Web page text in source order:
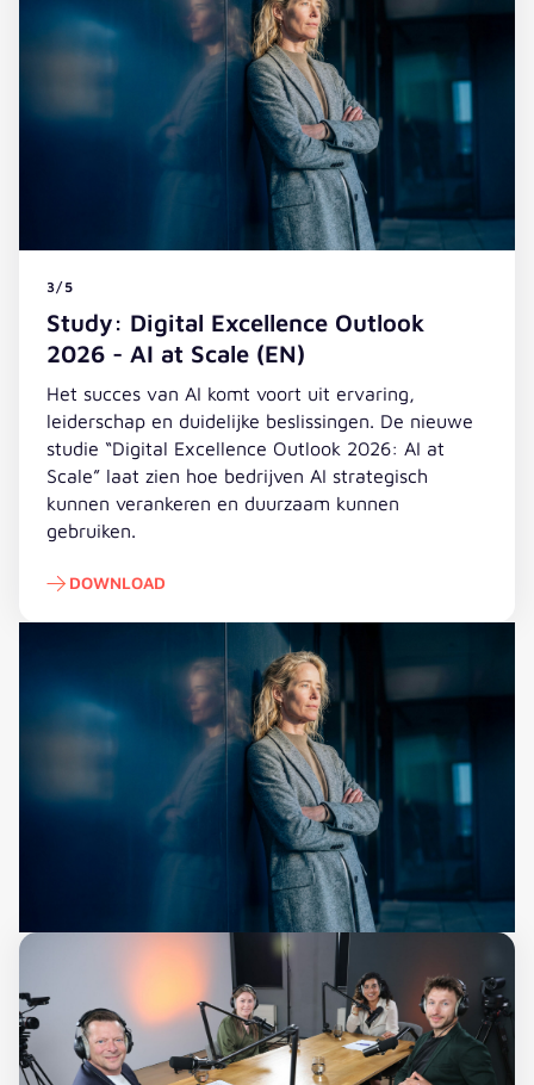
3/5
Study: Digital Excellence Outlook
2026 - AI at Scale (EN)
Het succes van AI komt voort uit ervaring,
leiderschap en duidelijke beslissingen. De nieuwe
studie “Digital Excellence Outlook 2026: AI at
Scale” laat zien hoe bedrijven AI strategisch
kunnen verankeren en duurzaam kunnen
gebruiken.
DOWNLOAD